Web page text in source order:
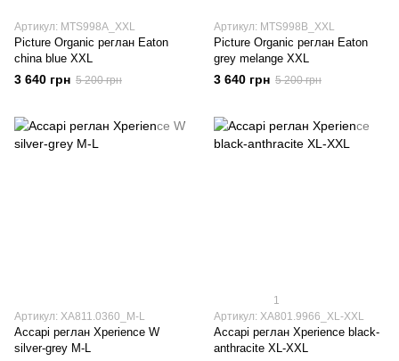
Артикул: MTS998A_XXL
Picture Organic реглан Eaton
china blue XXL
3 640 грн 5 200 грн
Артикул: MTS998B_XXL
Picture Organic реглан Eaton
grey melange XXL
3 640 грн 5 200 грн
Артикул: XA811.0360_M-L
Accapi реглан Xperience W
silver-grey M-L
1
Артикул: XA801.9966_XL-XXL
Accapi реглан Xperience black-
anthracite XL-XXL